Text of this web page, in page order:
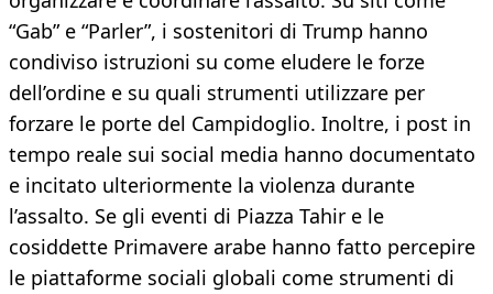
“Gab” e “Parler”, i sostenitori di Trump hanno
condiviso istruzioni su come eludere le forze
dell’ordine e su quali strumenti utilizzare per
forzare le porte del Campidoglio. Inoltre, i post in
tempo reale sui social media hanno documentato
e incitato ulteriormente la violenza durante
l’assalto. Se gli eventi di Piazza Tahir e le
cosiddette Primavere arabe hanno fatto percepire
le piattaforme sociali globali come strumenti di